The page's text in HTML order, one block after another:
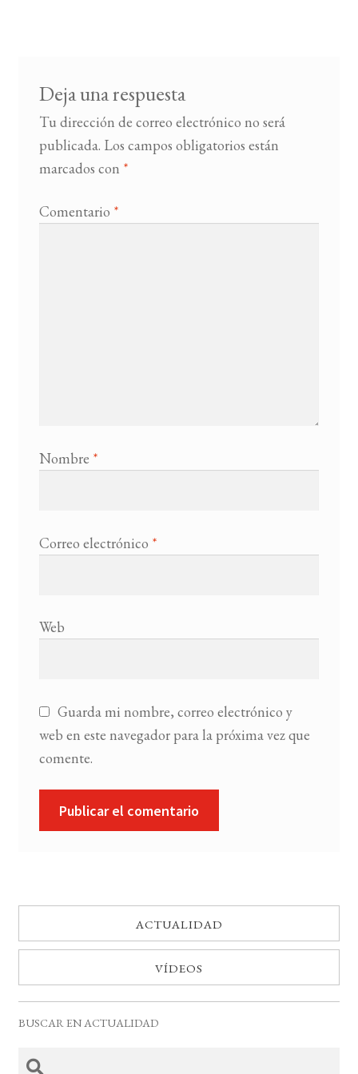
Deja una respuesta
Tu dirección de correo electrónico no será
publicada. Los campos obligatorios están
marcados con *
Comentario *
Nombre *
Correo electrónico *
Web
Guarda mi nombre, correo electrónico y
web en este navegador para la próxima vez que
comente.
ACTUALIDAD
VÍDEOS
BUSCAR EN ACTUALIDAD